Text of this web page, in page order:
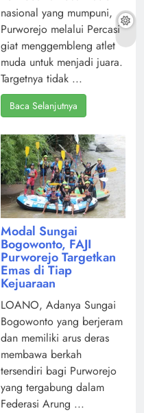
nasional yang mumpuni,
Purworejo melalui Percasi
giat menggembleng atlet
muda untuk menjadi juara.
Targetnya tidak ...
Baca Selanjutnya
Modal Sungai
Bogowonto, FAJI
Purworejo Targetkan
Emas di Tiap
Kejuaraan
LOANO, Adanya Sungai
Bogowonto yang berjeram
dan memiliki arus deras
membawa berkah
tersendiri bagi Purworejo
yang tergabung dalam
Federasi Arung ...